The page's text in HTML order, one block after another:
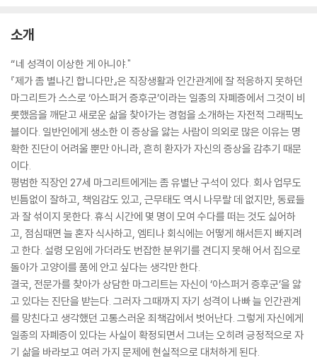
소개
“네 성격이 이상한 게 아니야."
『제가 좀 별나긴 합니다만』은 직장생활과 인간관계에 잘 적응하지 못하던
마그리트가 스스로 ‘아스퍼거 증후군’이라는 일종의 자폐증에서 그것이 비
롯했음을 깨닫고 새로운 삶을 찾아가는 경험을 소개하는 자전적 그래픽노
블이다. 일반인에게 생소한 이 증상을 앓는 사람이 의외로 많은 이유는 명
확한 진단이 어려울 뿐만 아니라, 흔히 환자가 자신의 증상을 감추기 때문
이다.
평범한 직장인 27세 마그리트에게는 좀 유별난 구석이 있다. 회사 업무도
빈틈없이 잘하고, 책임감도 있고, 근무태도 역시 나무랄 데 없지만, 동료들
과 잘 섞이지 못한다. 휴식 시간에 몇 명이 모여 수다를 떠는 것도 싫어하
고, 점심때면 늘 혼자 식사하고, 엠티나 회식에는 어떻게 해서든지 빠지려
고 한다. 설령 모임에 가더라도 번잡한 분위기를 견디지 못해 어서 집으로
돌아가 고양이를 품에 안고 싶다는 생각만 한다.
결국, 전문가를 찾아가 상담한 마그리트는 자신이 ‘아스퍼거 증후군’을 앓
고 있다는 진단을 받는다. 그러자 그때까지 자기 성격이 나빠 늘 인간관계
를 망친다고 생각했던 고통스러운 죄책감에서 벗어난다. 그렇게 자신에게
일종의 자폐증이 있다는 사실이 확정되면서 그녀는 오히려 긍정적으로 자
기 삶을 바라보고 여러 가지 문제에 현실적으로 대처하게 된다.